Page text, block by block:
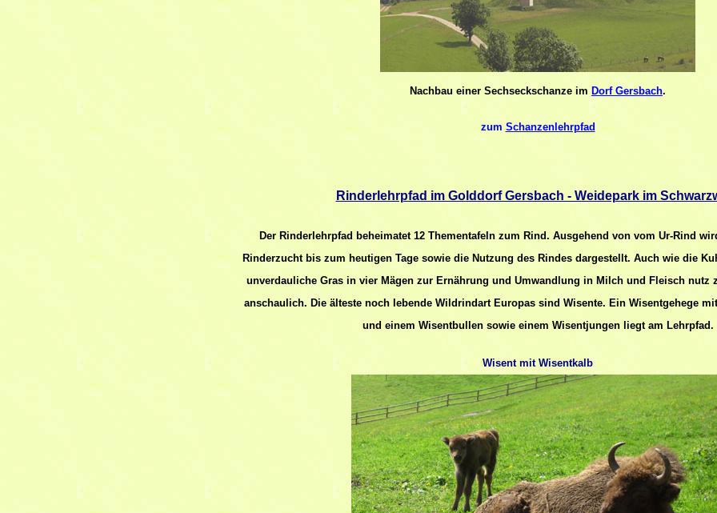
Nachbau einer Sechseckschanze im Dorf Gersbach.
zum Schanzenlehrpfad
Rinderlehrpfad im Golddorf Gersbach - Weidepark im
Der Rinderlehrpfad beheimatet 12 Thementafeln zum Rind. Ausgehend von vom Ur-Rind
Rinderzucht bis zum heutigen Tage sowie die Nutzung des Rindes dargestellt. Auch wie die
unverdauliche Gras in vier Mägen zur Ernährung und Umwandlung in Milch und Fleisch nutz
anschaulich. Die älteste noch lebende Wildrindart Europas sind Wisente. Ein Wisentgehege
und einem Wisentbullen sowie einem Wisentjungen liegt am Lehrpfad.
Wisent mit Wisentkalb